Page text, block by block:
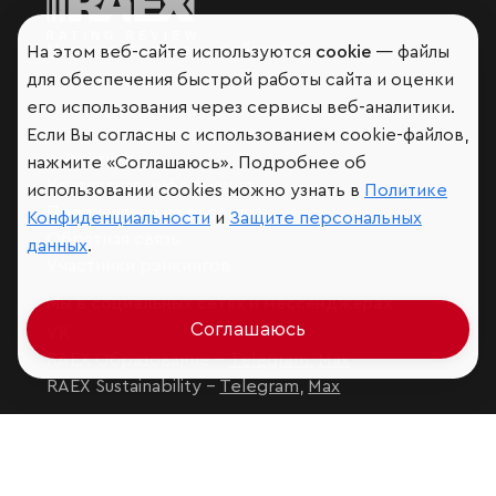
Мир сквозь призму рейтингов
Аналитика
Контактная информация
Подписаться на рассылку
Обратная связь
Мы в социальных сетях и мессенджерах
RAEX Образование –Telegram,Max
RAEX Sustainability – Telegram, Max
На этом веб-сайте используются cookie — файлы
для обеспечения быстрой работы сайта и оценки
его использования через сервисы веб-аналитики.
Если Вы согласны с использованием cookie-файлов,
нажмите «Соглашаюсь». Подробнее об
использовании cookies можно узнать в Политике
Конфиденциальности и Защите персональных
данных.
Соглашаюсь